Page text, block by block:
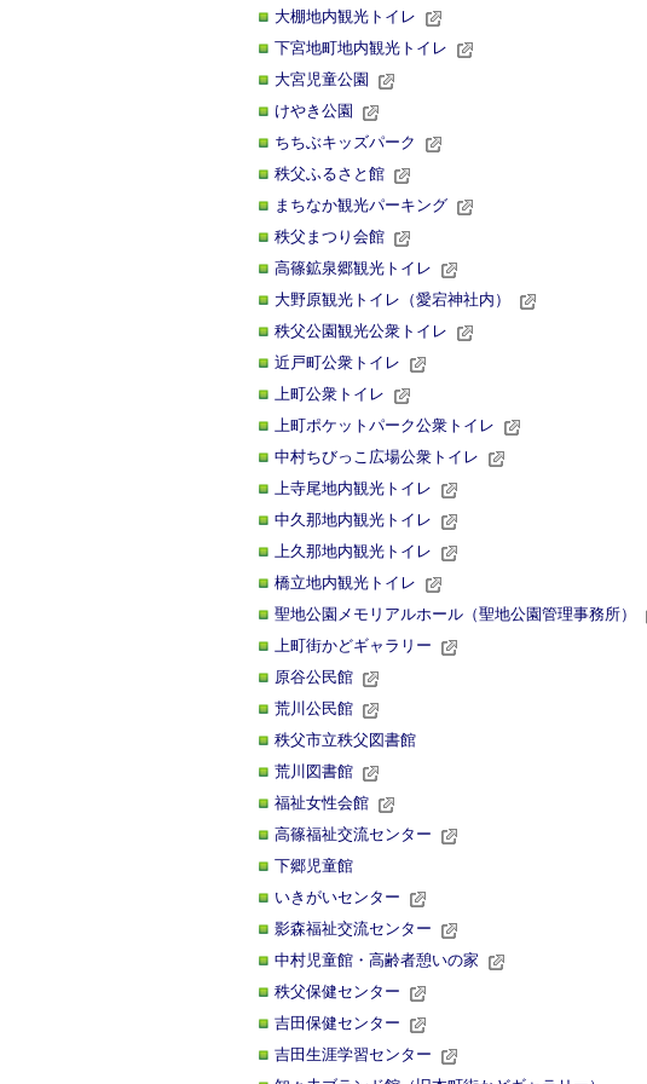
大棚地内観光トイレ
下宮地町地内観光トイレ
大宮児童公園
けやき公園
ちちぶキッズパーク
秩父ふるさと館
まちなか観光パーキング
秩父まつり会館
高篠鉱泉郷観光トイレ
大野原観光トイレ（愛宕神社内）
秩父公園観光公衆トイレ
近戸町公衆トイレ
上町公衆トイレ
上町ポケットパーク公衆トイレ
中村ちびっこ広場公衆トイレ
上寺尾地内観光トイレ
中久那地内観光トイレ
上久那地内観光トイレ
橋立地内観光トイレ
聖地公園メモリアルホール（聖地公園管理事務所）
上町街かどギャラリー
原谷公民館
荒川公民館
秩父市立秩父図書館
荒川図書館
福祉女性会館
高篠福祉交流センター
下郷児童館
いきがいセンター
影森福祉交流センター
中村児童館・高齢者憩いの家
秩父保健センター
吉田保健センター
吉田生涯学習センター